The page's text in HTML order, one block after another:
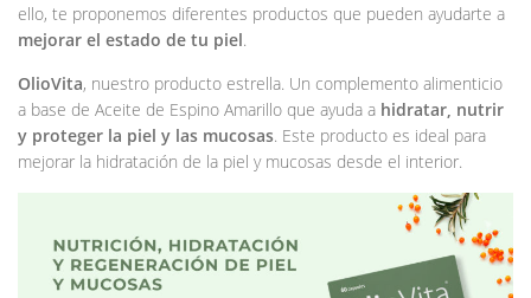
ello, te proponemos diferentes productos que pueden ayudarte a
mejorar el estado de tu piel.
OlioVita, nuestro producto estrella. Un complemento alimenticio
a base de Aceite de Espino Amarillo que ayuda a hidratar, nutrir
y proteger la piel y las mucosas. Este producto es ideal para
mejorar la hidratación de la piel y mucosas desde el interior.